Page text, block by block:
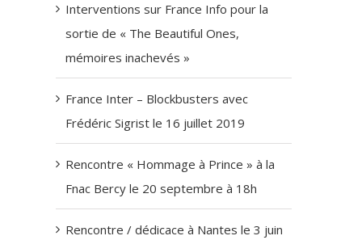
Interventions sur France Info pour la
sortie de « The Beautiful Ones,
mémoires inachevés »
France Inter – Blockbusters avec
Frédéric Sigrist le 16 juillet 2019
Rencontre « Hommage à Prince » à la
Fnac Bercy le 20 septembre à 18h
Rencontre / dédicace à Nantes le 3 juin